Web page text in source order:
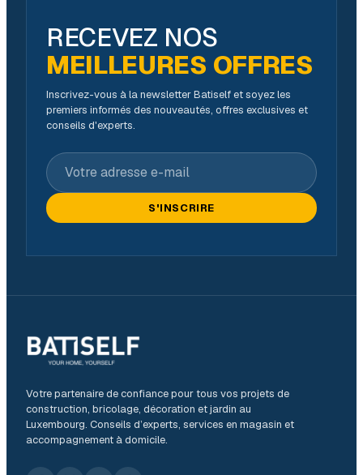
RECEVEZ NOS
MEILLEURES OFFRES
Inscrivez-vous à la newsletter Batiself et soyez les
premiers informés des nouveautés, offres exclusives et
conseils d'experts.
Votre adresse e-mail
S'INSCRIRE
Votre partenaire de confiance pour tous vos projets de
construction, bricolage, décoration et jardin au
Luxembourg. Conseils d’experts, services en magasin et
accompagnement à domicile.